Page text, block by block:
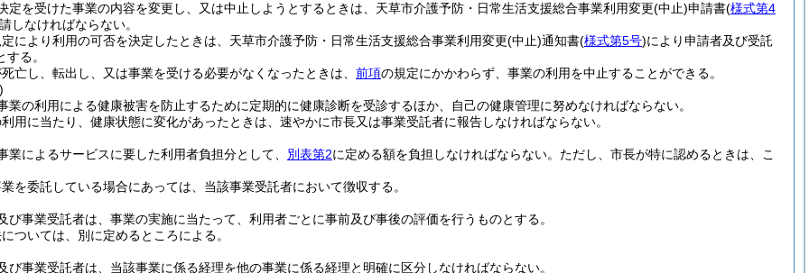
定を受けた事業の内容を変更し、又は中止しようとするときは、天草市介護予防・日常生活支援総合事業利用変更(中止)申請書(様式第4
しなければならない。
により利用の可否を決定したときは、天草市介護予防・日常生活支援総合事業利用変更(中止)通知書(様式第5号)により申請者及び受託
る。
亡し、転出し、又は事業を受ける必要がなくなったときは、 前項の規定にかかわらず、事業の利用を中止することができる。
業の利用による健康被害を防止するために定期的に健康診断を受診するほか、自己の健康管理に努めなければならない。
用に当たり、健康状態に変化があったときは、速やかに市長又は事業受託者に報告しなければならない。
業によるサービスに要した利用者負担分として、 別表第2に定める額を負担しなければならない。 ただし、市長が特に認めるときは、こ
を委託している場合にあっては、当該事業受託者において徴収する。
び事業受託者は、事業の実施に当たって、利用者ごとに事前及び事後の評価を行うものとする。
ついては、別に定めるところによる。
び事業受託者は、当該事業に係る経理を他の事業に係る経理と明確に区分しなければならない。